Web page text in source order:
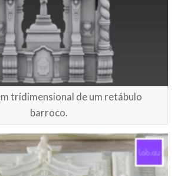
tridimensional de um retábulo
barroco.